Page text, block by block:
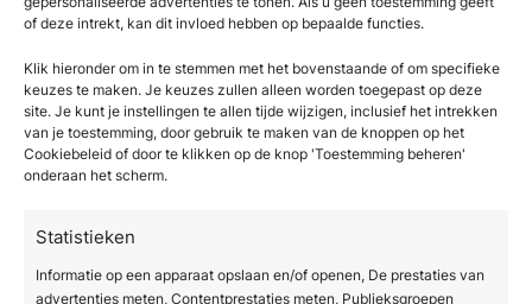
of deze intrekt, kan dit invloed hebben op bepaalde functies.
Klik hieronder om in te stemmen met het bovenstaande of om specifieke
keuzes te maken. Je keuzes zullen alleen worden toegepast op deze
site. Je kunt je instellingen te allen tijde wijzigen, inclusief het intrekken
van je toestemming, door gebruik te maken van de knoppen op het
Cookiebeleid of door te klikken op de knop 'Toestemming beheren'
onderaan het scherm.
Statistieken
Informatie op een apparaat opslaan en/of openen, De prestaties van
advertenties meten, Contentprestaties meten, Publieksgroepen
gebruiken.Trainingenvinden plaats op ons
kantoor in Den Haag of bij jou op locatie.
Kom langs in ons kenniscentrum
SkinTec organiseert regelmatig
introductiedagen voor onze apparatuur.
technologie, het gebruik van de apparatuur en
de beste combinaties met cosmetica.